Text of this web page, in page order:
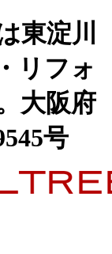
東淀川
リフォ
大阪府
号